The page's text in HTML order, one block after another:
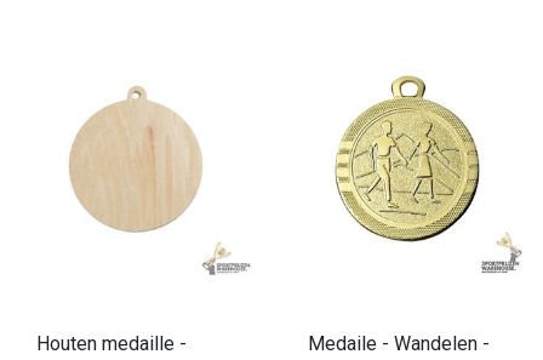
Houten medaille -
Medaile - Wandelen -